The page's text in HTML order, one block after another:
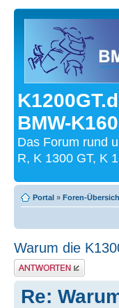
BMW-
Das Forum rund
R, K 1300 GT, K
Portal » Foren-
Warum die
Antwort schreiben
Re: